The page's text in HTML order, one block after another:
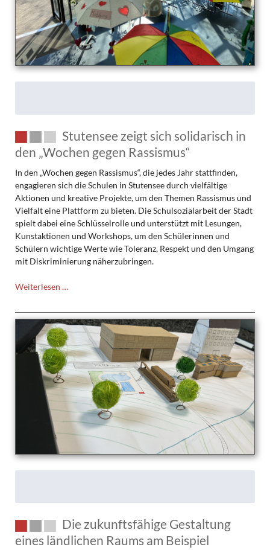
Stutensee zeigt sich solidarisch in
den „Wochen gegen Rassismus“
In den „Wochen gegen Rassismus“, die jedes Jahr stattfinden,
engagieren sich die Schulen in Stutensee durch vielfältige
Aktionen und kreative Projekte, um den Themen Rassismus und
Vielfalt eine Plattform zu bieten. Die Schulsozialarbeit der Stadt
spielt dabei eine Schlüsselrolle und unterstützt mit Lesungen,
Kunstaktionen und Workshops, um den Schülerinnen und
Schülern wichtige Werte wie Toleranz, Respekt und den Umgang
mit Diskriminierung näherzubringen.
Weiterlesen …
sich
solidarisch
in
den
„Wochen
gegen
Rassismus“
Die zukunftsfähige Gestaltung
eines ländlichen Raums am Beispiel